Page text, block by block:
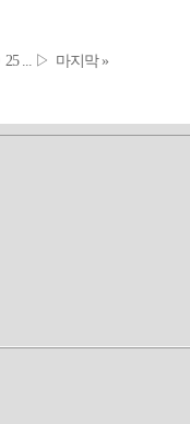
25 ... ▷ 마지막 »